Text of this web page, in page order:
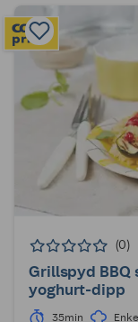
(0)
Grillspyd BBQ
yoghurt-dipp
35min